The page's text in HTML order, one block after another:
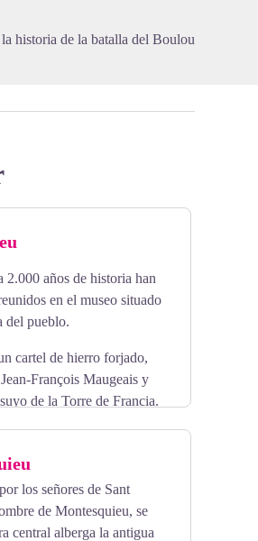
historia de la batalla del Boulou
años de historia han
en el museo situado
del pueblo.
cartel de hierro forjado,
François Maugeais y
de la Torre de Francia.
del pueblo.
los señores de Sant
de Montesquieu, se
central alberga la antigua